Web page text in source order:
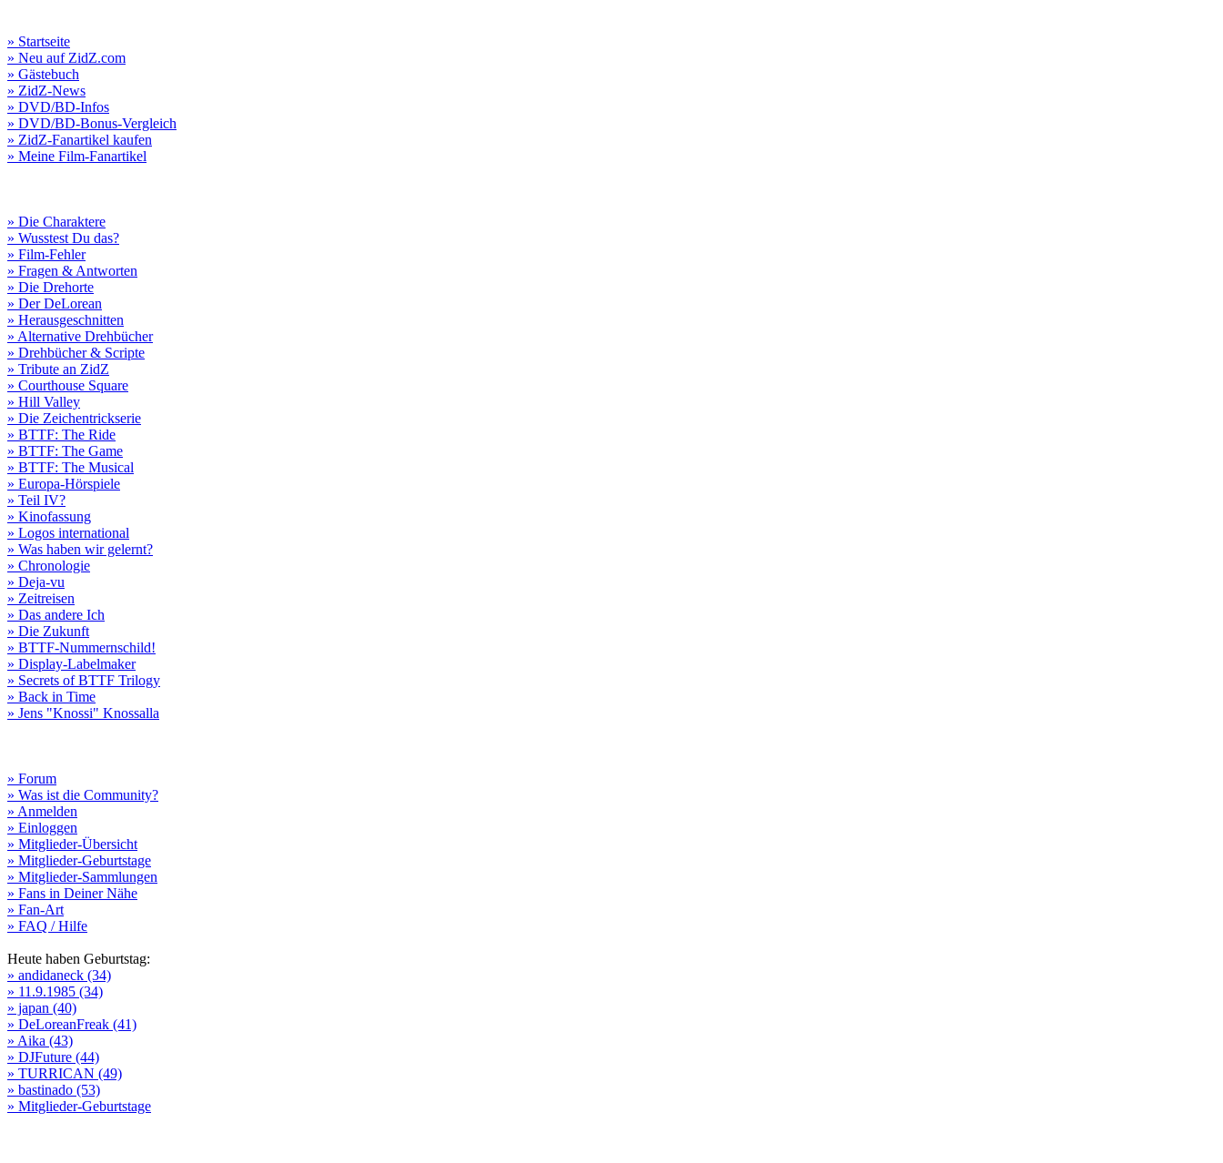
» Startseite
» Neu auf ZidZ.com
» Gästebuch
» ZidZ-News
» DVD/BD-Infos
» DVD/BD-Bonus-Vergleich
» ZidZ-Fanartikel kaufen
» Meine Film-Fanartikel
» Die Charaktere
» Wusstest Du das?
» Film-Fehler
» Fragen & Antworten
» Die Drehorte
» Der DeLorean
» Herausgeschnitten
» Alternative Drehbücher
» Drehbücher & Scripte
» Tribute an ZidZ
» Courthouse Square
» Hill Valley
» Die Zeichentrickserie
» BTTF: The Ride
» BTTF: The Game
» BTTF: The Musical
» Europa-Hörspiele
» Teil IV?
» Kinofassung
» Logos international
» Was haben wir gelernt?
» Chronologie
» Deja-vu
» Zeitreisen
» Das andere Ich
» Die Zukunft
» BTTF-Nummernschild!
» Display-Labelmaker
» Secrets of BTTF Trilogy
» Back in Time
» Jens "Knossi" Knossalla
» Forum
» Was ist die Community?
» Anmelden
» Einloggen
» Mitglieder-Übersicht
» Mitglieder-Geburtstage
» Mitglieder-Sammlungen
» Fans in Deiner Nähe
» Fan-Art
» FAQ / Hilfe
Heute haben Geburtstag:
» andidaneck (34)
» 11.9.1985 (34)
» japan (40)
» DeLoreanFreak (41)
» Aika (43)
» DJFuture (44)
» TURRICAN (49)
» bastinado (53)
» Mitglieder-Geburtstage